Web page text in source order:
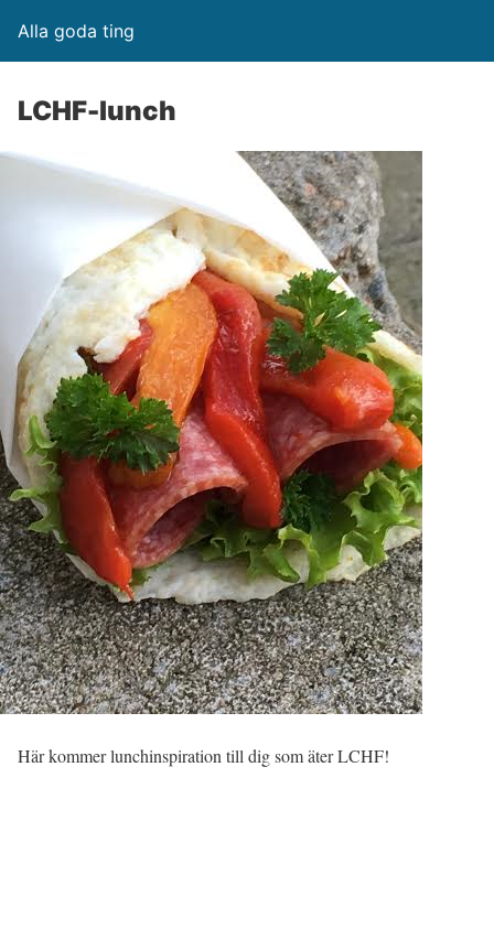
Alla goda ting
LCHF-lunch
Här kommer lunchinspiration till dig som äter LCHF!